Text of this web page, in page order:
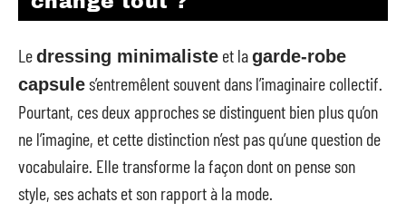
Ledressing minimaliste et lagarde-robe
capsules’entremêlent souvent dans l’imaginaire collectif.
Pourtant, ces deux approches se distinguent bien plus qu’on
ne l’imagine, et cette distinction n’est pas qu’une question de
vocabulaire. Elle transforme la façon dont on pense son
style, ses achats et son rapport à la mode.